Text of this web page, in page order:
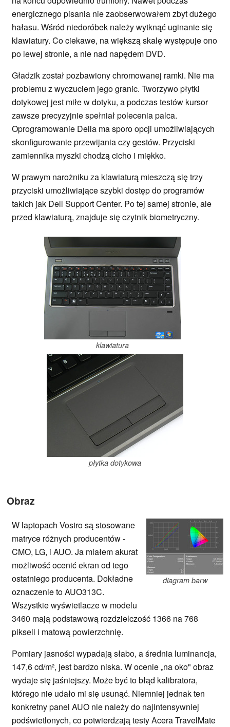
energicznego pisania nie zaobserwowałem zbyt dużego
hałasu. Wśród niedoróbek należy wytknąć uginanie się
klawiatury. Co ciekawe, na większą skalę występuje ono
po lewej stronie, a nie nad napędem DVD.
Gładzik został pozbawiony chromowanej ramki. Nie ma
problemu z wyczuciem jego granic. Tworzywo płytki
dotykowej jest miłe w dotyku, a podczas testów kursor
zawsze precyzyjnie spełniał polecenia palca.
Oprogramowanie Della ma sporo opcji umożliwiających
skonfigurowanie przewijania czy gestów. Przyciski
zamiennika myszki chodzą cicho i miękko.
W prawym narożniku za klawiaturą mieszczą się trzy
przyciski umożliwiające szybki dostęp do programów
takich jak Dell Support Center. Po tej samej stronie, ale
przed klawiaturą, znajduje się czytnik biometryczny.
klawiatura
płytka dotykowa
Obraz
diagram barw
W laptopach Vostro są stosowane
matryce różnych producentów -
CMO, LG, i AUO. Ja miałem akurat
możliwość ocenić ekran od tego
ostatniego producenta. Dokładne
oznaczenie to AUO313C.
Wszystkie wyświetlacze w modelu
3460 mają podstawową rozdzielczość 1366 na 768
pikseli i matową powierzchnię.
Pomiary jasności wypadają słabo, a średnia luminancja,
147,6 cd/m², jest bardzo niska. W ocenie „na oko" obraz
wydaje się jaśniejszy. Może być to błąd kalibratora,
którego nie udało mi się usunąć. Niemniej jednak ten
konkretny panel AUO nie należy do najintensywniej
podświetlonych, co potwierdzają testy Acera TravelMate